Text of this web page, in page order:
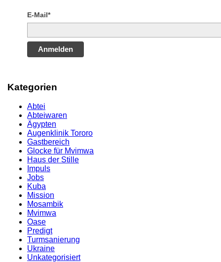
E-Mail*
Anmelden
Kategorien
Abtei
Abteiwaren
Ägypten
Augenklinik Tororo
Gastbereich
Glocke für Mvimwa
Haus der Stille
Impuls
Jobs
Kuba
Mission
Mosambik
Mvimwa
Oase
Predigt
Turmsanierung
Ukraine
Unkategorisiert